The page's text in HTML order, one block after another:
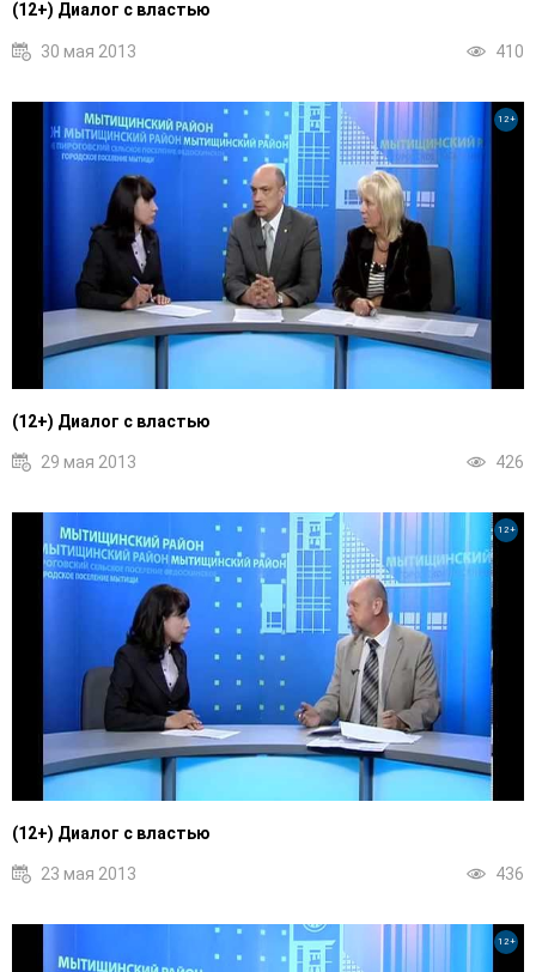
(12+) Диалог с властью
30 мая 2013 410
(12+) Диалог с властью
29 мая 2013 426
12+
(12+) Диалог с властью
23 мая 2013 436
12+
12+